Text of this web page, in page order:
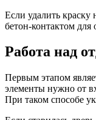
Если удалить краску
бетон-контактом для
Работа над
Первым этапом
элементы нужно от
При таком способе